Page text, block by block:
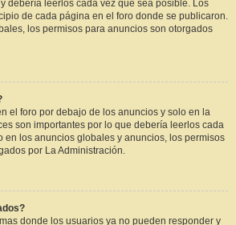
debería leerlos cada vez que sea posible. Los
de cada página en el foro donde se publicaron.
los permisos para anuncios son otorgados
el foro por debajo de los anuncios y solo en la
son importantes por lo que debería leerlos cada
en los anuncios globales y anuncios, los permisos
por La Administración.
donde los usuarios ya no pueden responder y